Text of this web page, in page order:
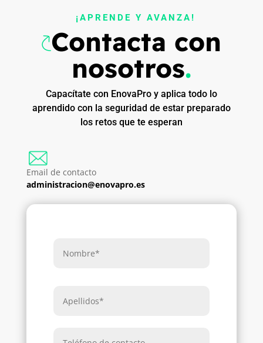
¡APRENDE Y AVANZA!
Contacta con
nosotros.
Capacítate con EnovaPro y aplica todo lo
aprendido con la seguridad de estar preparado
los retos que te esperan
Email de contacto
administracion@enovapro.es